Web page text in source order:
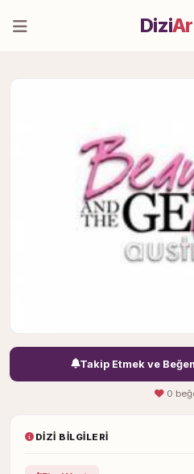
Dizi
Takip Etmek ve
0
DIZI BILGILERI